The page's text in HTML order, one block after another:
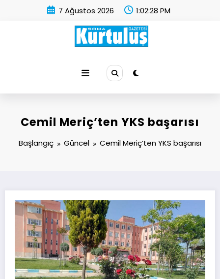
7 Ağustos 2026 1:02:29 PM
Cemil Meriç’ten YKS başarısı
Başlangıç Güncel Cemil Meriç’ten YKS başarısı